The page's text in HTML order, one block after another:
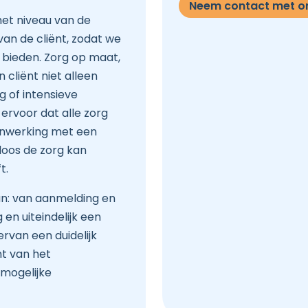
niveau van de
de cliënt, zodat we
Zorg op maat,
cliënt niet alleen
of intensieve
ervoor dat alle zorg
met een
de zorg kan
van aanmelding en
en uiteindelijk een
een duidelijk
van het
Neem contact met